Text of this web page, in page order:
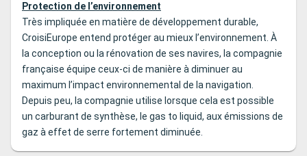
Protection de l’environnement
Très impliquée en matière de développement durable,
CroisiEurope entend protéger au mieux l’environnement. À
la conception ou la rénovation de ses navires, la compagnie
française équipe ceux-ci de manière à diminuer au
maximum l’impact environnemental de la navigation.
Depuis peu, la compagnie utilise lorsque cela est possible
un carburant de synthèse, le gas to liquid, aux émissions de
gaz à effet de serre fortement diminuée.